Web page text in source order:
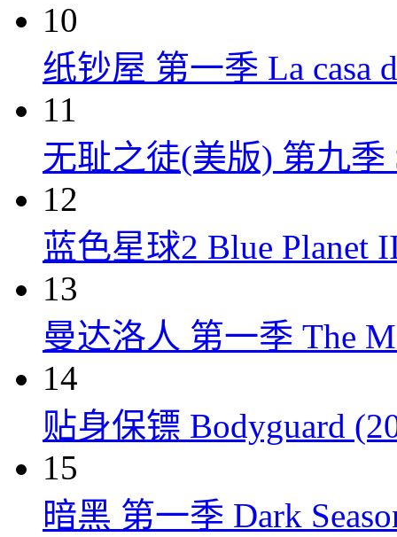
10
纸钞屋 第一季 La casa
11
无耻之徒(美版) 第九季
12
蓝色星球2 Blue Planet
13
曼达洛人 第一季 The
14
贴身保镖 Bodyguard
15
暗黑 第一季 Dark